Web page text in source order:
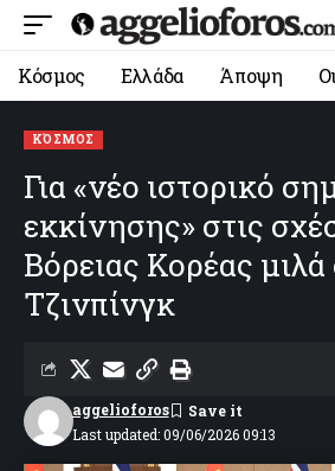
Κόσμος Ελλάδα Άποψη
ΚΌΣΜΟΣ
Για «νέο ιστορικό
εκκίνησης» στις
Βόρειας Κορέας μιλά
Τζινπίνγκ
Last updated: 09/06/2026 09:13
aggelioforos